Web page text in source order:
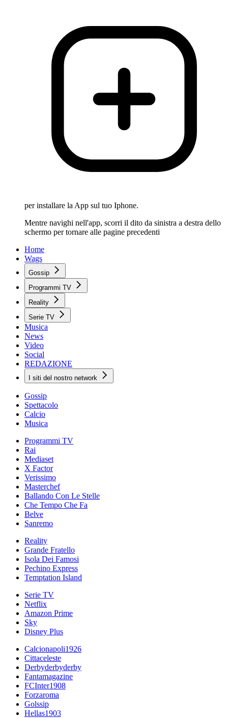
per installare la App sul tuo Iphone.
Mentre navighi nell'app, scorri il dito da sinistra a destra dello
schermo per tornare alle pagine precedenti
Home
Wags
Gossip
Programmi TV
Reality
Serie TV
Musica
News
Video
Social
REDAZIONE
I siti del nostro network
Gossip
Spettacolo
Calcio
Musica
Programmi TV
Rai
Mediaset
X Factor
Verissimo
Masterchef
Ballando Con Le Stelle
Che Tempo Che Fa
Belve
Sanremo
Reality
Grande Fratello
Isola Dei Famosi
Pechino Express
Temptation Island
Serie TV
Netflix
Amazon Prime
Sky
Disney Plus
Calcionapoli1926
Cittaceleste
Derbyderbyderby
Fantamagazine
FCInter1908
Forzaroma
Golssip
Hellas1903